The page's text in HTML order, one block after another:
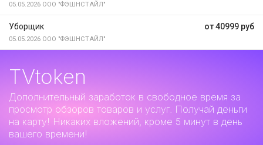
05.05.2026 ООО "ФЭШНСТАЙЛ"
от 40999 руб
Уборщик
05.05.2026 ООО "ФЭШНСТАЙЛ"
TVtoken
Дополнительный заработок в свободное время за
просмотр обзоров товаров и услуг. Получай деньги
на карту! Никаких вложений, кроме 5 минут в день
вашего времени!